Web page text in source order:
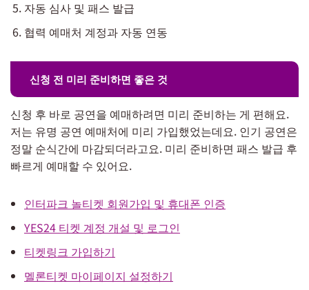
자동 심사 및 패스 발급
협력 예매처 계정과 자동 연동
신청 전 미리 준비하면 좋은 것
신청 후 바로 공연을 예매하려면 미리 준비하는 게 편해요.
저는 유명 공연 예매처에 미리 가입했었는데요. 인기 공연은
정말 순식간에 마감되더라고요. 미리 준비하면 패스 발급 후
빠르게 예매할 수 있어요.
인터파크 놀티켓 회원가입 및 휴대폰 인증
YES24 티켓 계정 개설 및 로그인
티켓링크 가입하기
멜론티켓 마이페이지 설정하기